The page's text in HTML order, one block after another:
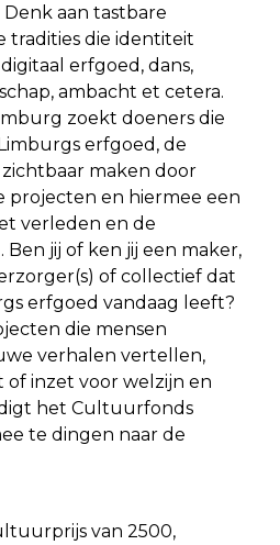
aan tastbare
tradities die identiteit
erfgoed, dans,
ambacht et cetera.
zoekt doeners die
erfgoed, de
maken door
projecten en hiermee een
verleden en de
Ben jij of ken jij een maker,
of collectief dat
erfgoed vandaag leeft?
die mensen
verhalen vertellen,
of inzet voor welzijn en
het Cultuurfonds
te dingen naar de
van 2500,